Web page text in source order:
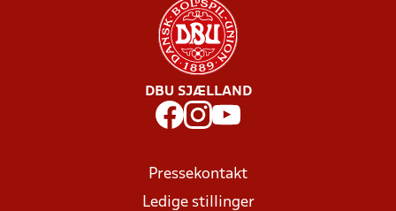
DBU SJÆLLAND
Pressekontakt
Ledige stillinger